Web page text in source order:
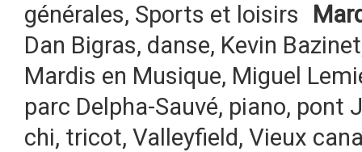
générales, Sports et loisirs
Dan Bigras, danse, Kevin Bazinet
Mardis en Musique, Miguel
parc Delpha-Sauvé, piano, pont
chi, tricot, Valleyfield, Vieux